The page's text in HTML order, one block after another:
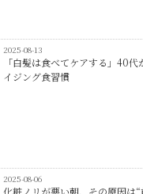
2025-08-13
「白髪は食べてケアする」40代
イジング食習慣
2025-08-06
化粧ノリが悪い朝、その原因は